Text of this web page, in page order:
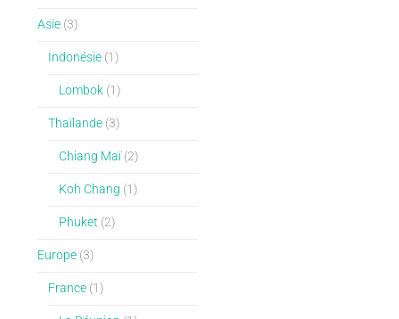
Asie(3)
Indonésie(1)
Lombok(1)
Thaïlande(3)
Chiang Maï(2)
Koh Chang (1)
Phuket (2)
Europe(3)
France(1)